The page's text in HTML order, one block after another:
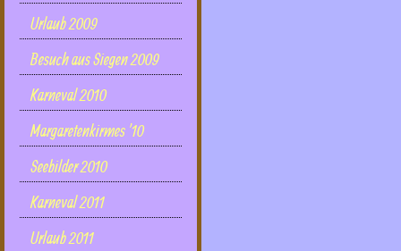
Urlaub 2009
Besuch aus Siegen 2009
Karneval 2010
Margaretenkirmes '10
Seebilder 2010
Karneval 2011
Urlaub 2011